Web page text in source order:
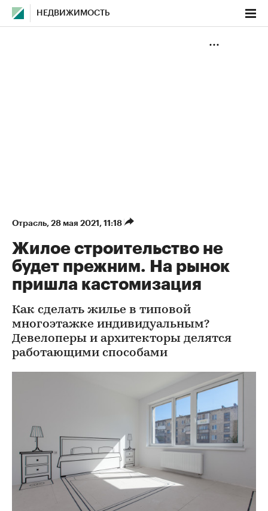
НЕДВИЖИМОСТЬ
Отрасль⁠, 28 мая 2021, 11:18
Жилое строительство не
будет прежним. На рынок
пришла кастомизация
Как сделать жилье в типовой
многоэтажке индивидуальным?
Девелоперы и архитекторы делятся
работающими способами